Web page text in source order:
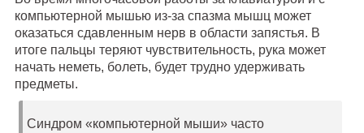
компьютерной мышью из-за спазма мышц может
оказаться сдавленным нерв в области запястья. В
итоге пальцы теряют чувствительность, рука может
начать неметь, болеть, будет трудно удерживать
предметы.
Синдром «компьютерной мыши» часто